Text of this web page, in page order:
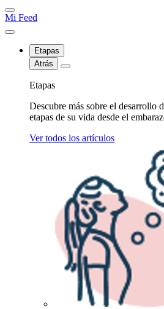
Mi Feed
Etapas
Atrás
Etapas
Descubre más sobre el desarrollo
etapas de su vida desde el
Ver todos los artículos